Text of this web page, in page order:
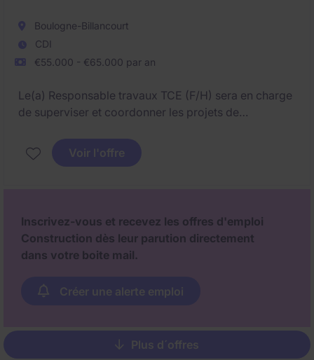
Boulogne-Billancourt
CDI
€55.000 - €65.000 par an
Le(a) Responsable travaux TCE (F/H) sera en charge
de superviser et coordonner les projets de
dans le respect des délais et budgets. Ce poste
nécessite une expertise technique approfondie dans
Voir l'offre
Inscrivez-vous et recevez les offres d'emploi
Construction dès leur parution directement
dans votre boite mail.
Créer une alerte emploi
Pagination
Plus d´offres